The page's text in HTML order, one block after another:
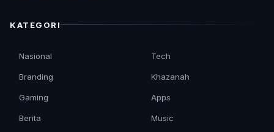
KATEGORI
Nasional
Branding
Gaming
Berita
Tech
Khazanah
Apps
Music